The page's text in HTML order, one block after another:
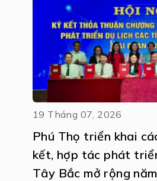
19 Tháng 07, 2026
Phú Thọ triển khai
kết, hợp tác phát
Tây Bắc mở rộng